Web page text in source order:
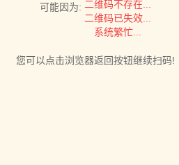
可能因为: 二维码不存在...
二维码已失效...
系统繁忙...
您可以点击浏览器返回按钮继续扫码!